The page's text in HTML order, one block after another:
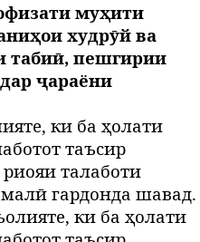
муҳити
худрӯй ва
табиӣ, пешгирии
ҷараёни
ки ба ҳолати
таъсир
талаботи
гардонда шавад.
ки ба ҳолати